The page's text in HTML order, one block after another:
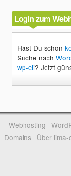
Login zum
Hast Du schon
Suche nach
wp-cli? Jetzt
Webhosting
Domains
Über lima-